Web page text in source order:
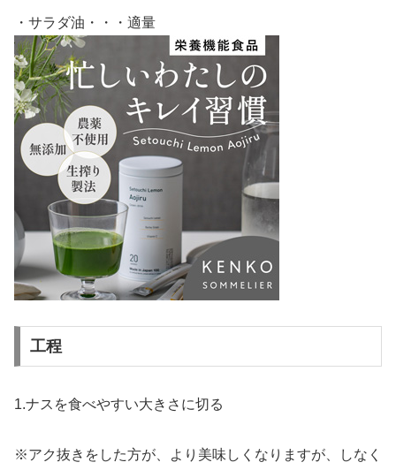
・サラダ油・・・適量
工程
1.ナスを食べやすい大きさに切る
※アク抜きをした方が、より美味しくなりますが、しなく